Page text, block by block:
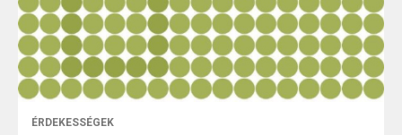
ÉRDEKESSÉGEK